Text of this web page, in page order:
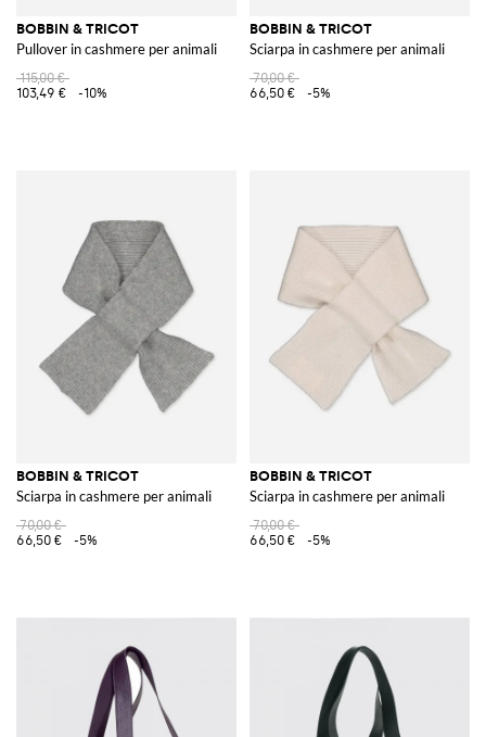
BOBBIN & TRICOT
Pullover in cashmere per animali
115,00 €
103,49 €
-10%
BOBBIN & TRICOT
Sciarpa in cashmere per animali
70,00 €
66,50 €
-5%
BOBBIN & TRICOT
Sciarpa in cashmere per animali
70,00 €
66,50 €
-5%
BOBBIN & TRICOT
Sciarpa in cashmere per animali
70,00 €
66,50 €
-5%